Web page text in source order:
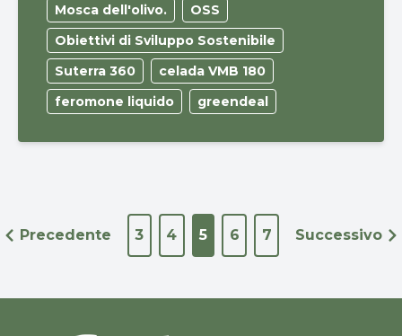
Mosca dell'olivo.
OSS
Obiettivi di Sviluppo Sostenibile
Suterra 360
celada VMB 180
feromone liquido
greendeal
Precedente 3 4 5 6 7 Successivo